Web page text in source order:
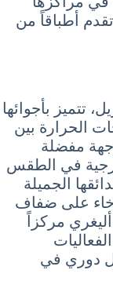
أطباقاً من
تتميز بأجوائها
الحرارة بين
وجهة مفضلة
في الطقس
الجميلة
على ضفاف
مركزاً
دوري في